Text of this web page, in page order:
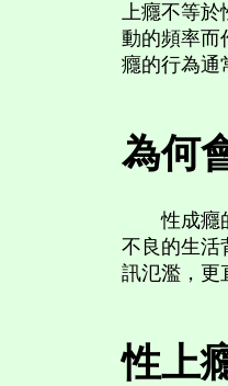
上癮不等於
動的頻率而
癮的行為通
為何
性成癮的
不良的生活
訊氾濫，更
性上